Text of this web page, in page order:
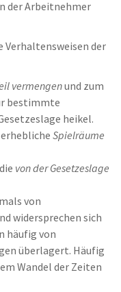
der Arbeitnehmer
der
vermengenund zum
bestimmte
heikel.
Spielräume
von der Gesetzeslage
von
widersprechen sich
häufig von
überlagert. Häufig
Wandel der Zeiten